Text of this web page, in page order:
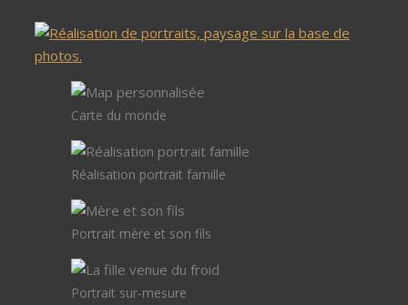
Carte du monde
Réalisation portrait famille
Portrait mère et son fils
Portrait sur-mesure